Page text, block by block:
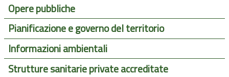
Opere pubbliche
Pianificazione e governo del territorio
Informazioni ambientali
Strutture sanitarie private accreditate